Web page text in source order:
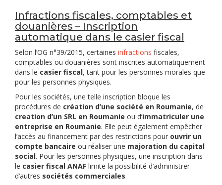
Infractions fiscales, comptables et
douanières – Inscription
automatique dans le casier fiscal
Selon l’OG n°39/2015, certaines infractions fiscales,
comptables ou douanières sont inscrites automatiquement
dans le casier fiscal, tant pour les personnes morales que
pour les personnes physiques.
Pour les sociétés, une telle inscription bloque les
procédures de création d’une société en Roumanie, de
creation d’un SRL en Roumanie ou d’immatriculer une
entreprise en Roumanie. Elle peut également empêcher
l’accès au financement par des restrictions pour ouvrir un
compte bancaire ou réaliser une majoration du capital
social. Pour les personnes physiques, une inscription dans
le casier fiscal ANAF limite la possibilité d’administrer
d’autres sociétés commerciales.